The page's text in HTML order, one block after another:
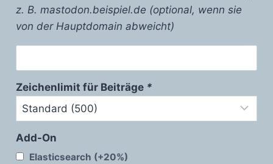
z. B. mastodon.beispiel.de (optional, wenn sie
von der Hauptdomain abweicht)
Zeichenlimit für Beiträge *
Add-On
Elasticsearch (+20%)